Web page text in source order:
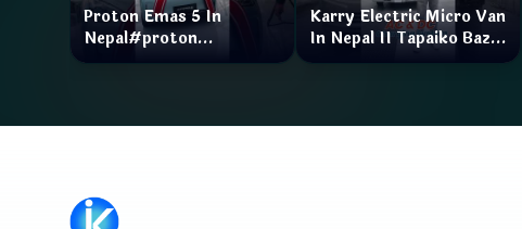
Proton Emas 5 In
Nepal#proton
#protonemas5#protonnepal#evcarnepal
Karry Electric Micro Van
In Nepal II Tapaiko Bazar
II Jankari Kendra